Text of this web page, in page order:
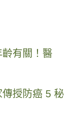
有關！醫
授防癌 5 秘